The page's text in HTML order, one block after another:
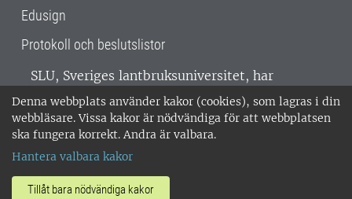
Denna webbplats använder kakor (cookies), som lagras i din
webbläsare. Vissa kakor är nödvändiga för att webbplatsen
ska fungera korrekt. Andra är valbara.
Hantera valbara kakor
Tillåt bara nödvändiga kakor
Edusign
Protokoll och beslutslistor
SLU, Sveriges lantbruksuniversitet, har
verksamhet över hela Sverige. Huvudorter är
Alnarp, Uppsala och Umeå.SLU är
miljöcertifierat enligt ISO 14001. •
018-67 10 00 • Org nr: 202100-2817 •
Om SLU:s webbplatser